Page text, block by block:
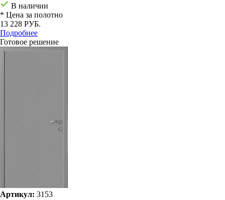
В наличии
* Цена за полотно
13 228 РУБ.
Подробнее
Готовое решение
Артикул: 3153